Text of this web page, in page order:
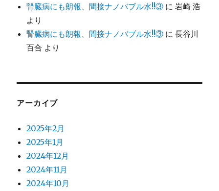
腎臓病にも朗報、間接ナノバブル水!!③ に岩崎 浩
より
腎臓病にも朗報、間接ナノバブル水!!③ に長谷川
百合 より
アーカイブ
2025年2月
2025年1月
2024年12月
2024年11月
2024年10月